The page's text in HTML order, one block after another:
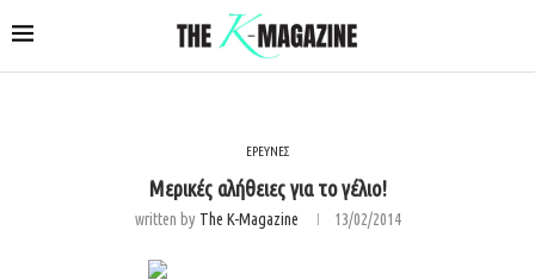
ΕΡΕΥΝΕΣ
Μερικές αλήθειες για το γέλιο!
written by The K-Magazine 13/02/2014